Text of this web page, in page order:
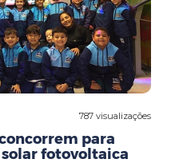
787 visualizações
para
fotovoltaica